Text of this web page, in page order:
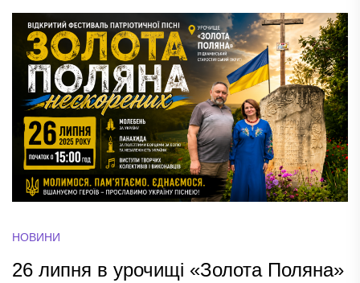
НОВИНИ
26 липня в урочищі «Золота Поляна»